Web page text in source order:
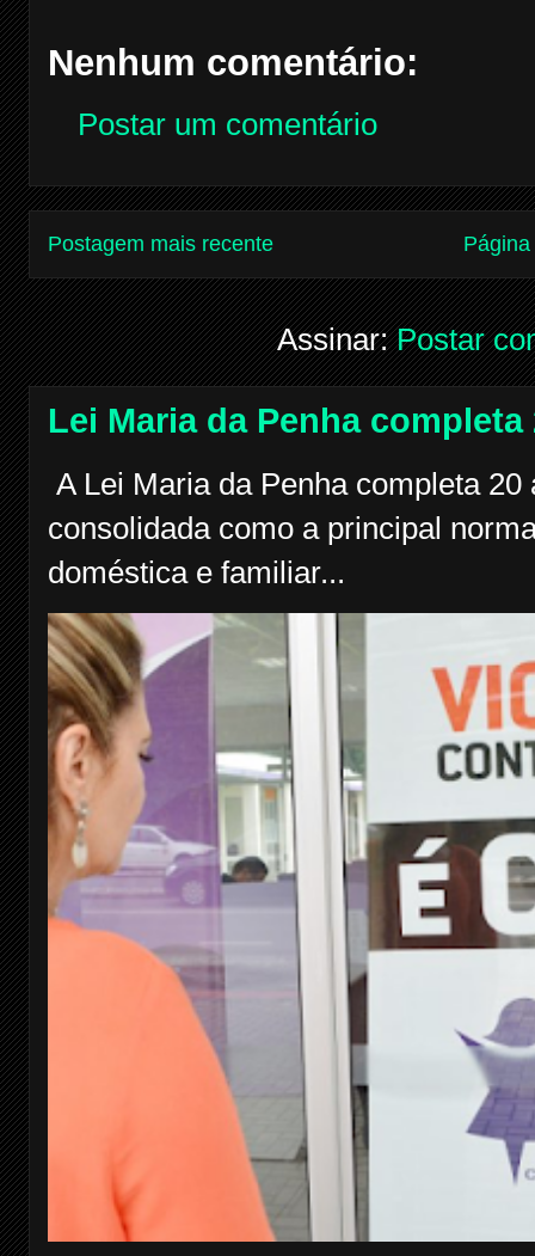
Nenhum comentário:
Postar um comentário
Postagem mais recente
Assinar:Postar
Lei Maria da Penha completa
A Lei Maria da Penha completa
consolidada como a principal
doméstica e familiar...